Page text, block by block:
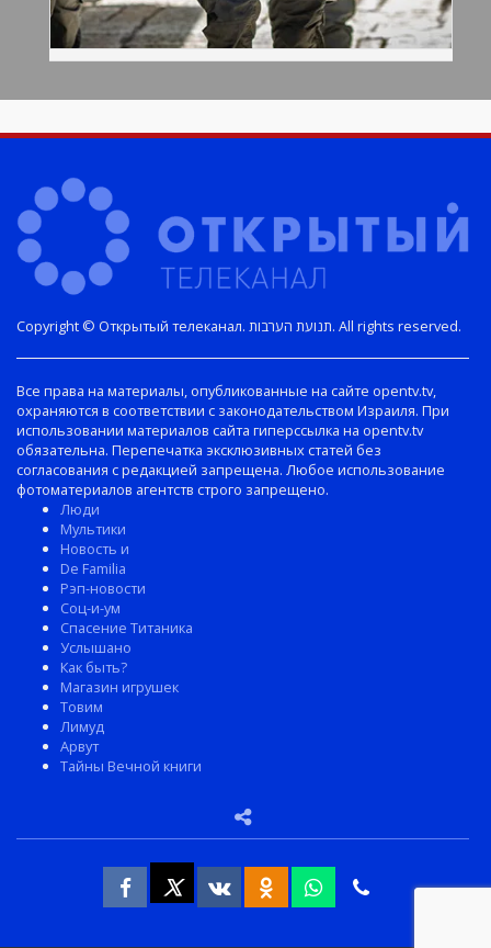
Copyright © Открытый телеканал. תנועת הערבות. All rights reserved.
Все права на материалы, опубликованные на сайте opentv.tv,
охраняются в соответствии с законодательством Израиля. При
использовании материалов сайта гиперссылка на opentv.tv
обязательна. Перепечатка эксклюзивных статей без
согласования с редакцией запрещена. Любое использование
фотоматериалов агентств строго запрещено.
Люди
Мультики
Новость и
De Familia
Рэп-новости
Соц-и-ум
Спасение Титаника
Услышано
Как быть?
Магазин игрушек
Товим
Лимуд
Арвут
Тайны Вечной книги